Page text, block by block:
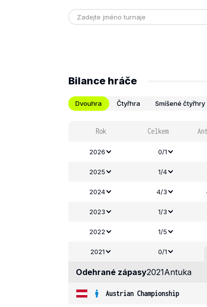
Bilance hráče
Dvouhra Čtyřhra Smíšené čtyřhry
Rok Celkem
2026 0/1
2025 1/4
2024 4/3
2023 1/3
2022 1/5
2021 0/1
Odehrané zápasy2021Antuka
Austrian Championship